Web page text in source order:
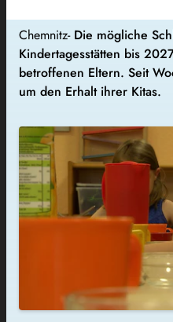
Chemnitz- Die mögliche
Kindertagesstätten bis
betroffenen Eltern. Seit
um den Erhalt ihrer Kitas.